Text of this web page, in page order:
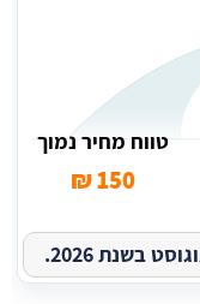
טווח מחיר נמוך
150 ₪
בשנת 2026.